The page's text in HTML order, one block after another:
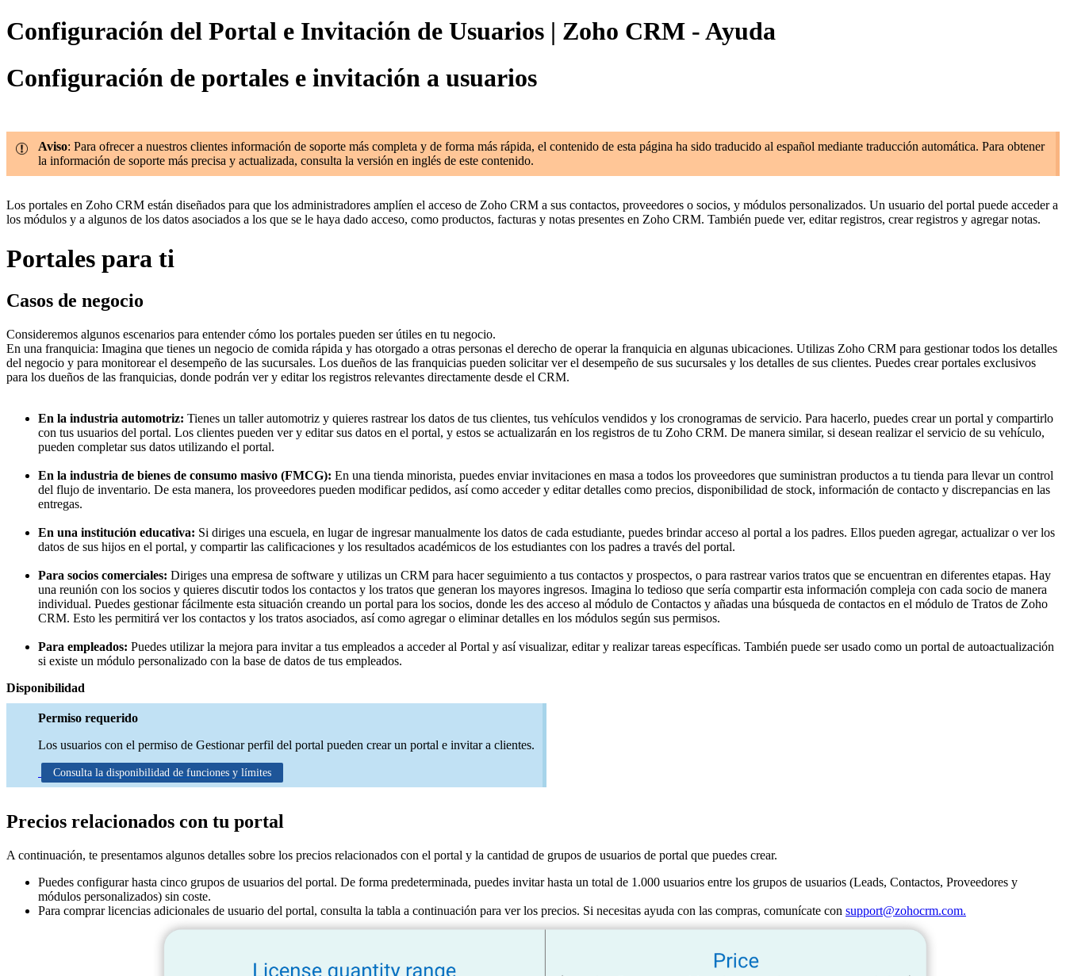
Configuración del Portal e Invitación de Usuarios | Zoho CRM - Ayuda
Configuración de portales e invitación a usuarios
Aviso: Para ofrecer a nuestros clientes información de soporte más completa y de forma más rápida, el contenido de esta página ha sido traducido al español mediante traducción automática. Para obtener
la información de soporte más precisa y actualizada, consulta la versión en inglés de este contenido.
Los portales en Zoho CRM están diseñados para que los administradores amplíen el acceso de Zoho CRM a sus contactos, proveedores o socios, y módulos personalizados. Un usuario del portal puede acceder a
los módulos y a algunos de los datos asociados a los que se le haya dado acceso, como productos, facturas y notas presentes en Zoho CRM. También puede ver, editar registros, crear registros y agregar notas.
Portales para ti
Casos de negocio
Consideremos algunos escenarios para entender cómo los portales pueden ser útiles en tu negocio.
En una franquicia: Imagina que tienes un negocio de comida rápida y has otorgado a otras personas el derecho de operar la franquicia en algunas ubicaciones. Utilizas Zoho CRM para gestionar todos los detalles
del negocio y para monitorear el desempeño de las sucursales. Los dueños de las franquicias pueden solicitar ver el desempeño de sus sucursales y los detalles de sus clientes. Puedes crear portales exclusivos
para los dueños de las franquicias, donde podrán ver y editar los registros relevantes directamente desde el CRM.
En la industria automotriz: Tienes un taller automotriz y quieres rastrear los datos de tus clientes, tus vehículos vendidos y los cronogramas de servicio. Para hacerlo, puedes crear un portal y compartirlo
con tus usuarios del portal. Los clientes pueden ver y editar sus datos en el portal, y estos se actualizarán en los registros de tu Zoho CRM. De manera similar, si desean realizar el servicio de su vehículo,
pueden completar sus datos utilizando el portal.
En la industria de bienes de consumo masivo (FMCG): En una tienda minorista, puedes enviar invitaciones en masa a todos los proveedores que suministran productos a tu tienda para llevar un control
del flujo de inventario. De esta manera, los proveedores pueden modificar pedidos, así como acceder y editar detalles como precios, disponibilidad de stock, información de contacto y discrepancias en las
entregas.
En una institución educativa: Si diriges una escuela, en lugar de ingresar manualmente los datos de cada estudiante, puedes brindar acceso al portal a los padres. Ellos pueden agregar, actualizar o ver los
datos de sus hijos en el portal, y compartir las calificaciones y los resultados académicos de los estudiantes con los padres a través del portal.
Para socios comerciales: Diriges una empresa de software y utilizas un CRM para hacer seguimiento a tus contactos y prospectos, o para rastrear varios tratos que se encuentran en diferentes etapas. Hay
una reunión con los socios y quieres discutir todos los contactos y los tratos que generan los mayores ingresos. Imagina lo tedioso que sería compartir esta información compleja con cada socio de manera
individual. Puedes gestionar fácilmente esta situación creando un portal para los socios, donde les des acceso al módulo de Contactos y añadas una búsqueda de contactos en el módulo de Tratos de Zoho
CRM. Esto les permitirá ver los contactos y los tratos asociados, así como agregar o eliminar detalles en los módulos según sus permisos.
Para empleados: Puedes utilizar la mejora para invitar a tus empleados a acceder al Portal y así visualizar, editar y realizar tareas específicas. También puede ser usado como un portal de autoactualización
si existe un módulo personalizado con la base de datos de tus empleados.
Disponibilidad
Permiso requerido
Los usuarios con el permiso de Gestionar perfil del portal pueden crear un portal e invitar a clientes.
Consulta la disponibilidad de funciones y límites
Precios relacionados con tu portal
A continuación, te presentamos algunos detalles sobre los precios relacionados con el portal y la cantidad de grupos de usuarios de portal que puedes crear.
Puedes configurar hasta cinco grupos de usuarios del portal. De forma predeterminada, puedes invitar hasta un total de 1.000 usuarios entre los grupos de usuarios (Leads, Contactos, Proveedores y
módulos personalizados) sin coste.
Para comprar licencias adicionales de usuario del portal, consulta la tabla a continuación para ver los precios. Si necesitas ayuda con las compras, comunícate con support@zohocrm.com.